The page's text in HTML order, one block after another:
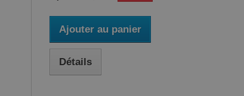
Ajouter au panier
Détails